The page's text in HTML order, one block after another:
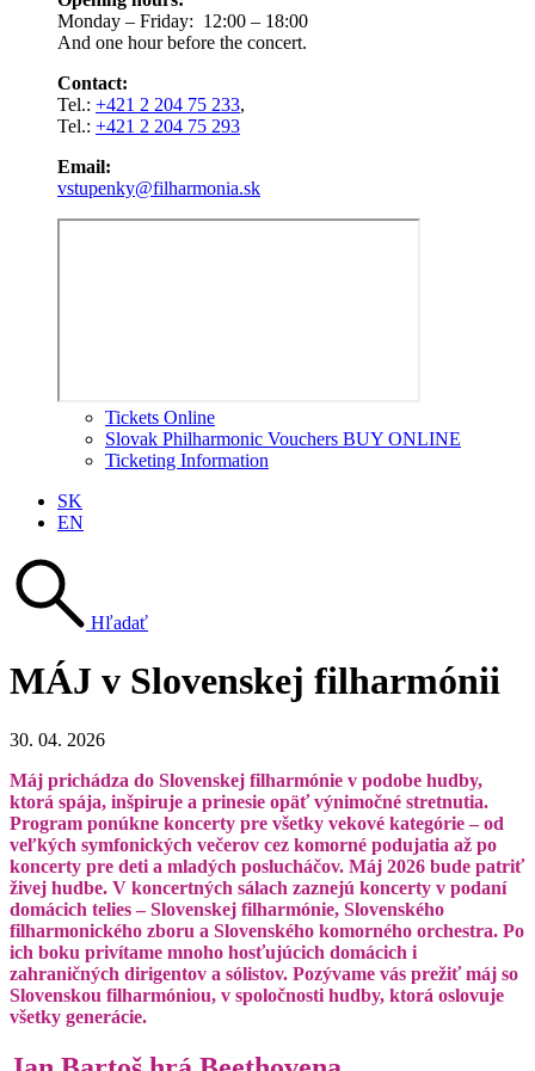
Monday – Friday: 12:00 – 18:00
And one hour before the concert.
Contact:
Tel.: +421 2 204 75 233,
Tel.: +421 2 204 75 293
Email:
vstupenky@filharmonia.sk
Tickets Online
Slovak Philharmonic Vouchers BUY ONLINE
Ticketing Information
SK
EN
Hľadať
MÁJ v Slovenskej filharmónii
30. 04. 2026
Máj prichádza do Slovenskej filharmónie v podobe hudby,
ktorá spája, inšpiruje a prinesie opäť výnimočné stretnutia.
Program ponúkne koncerty pre všetky vekové kategórie – od
veľkých symfonických večerov cez komorné podujatia až po
koncerty pre deti a mladých poslucháčov. Máj 2026 bude patriť
živej hudbe. V koncertných sálach zaznejú koncerty v podaní
domácich telies – Slovenskej filharmónie, Slovenského
filharmonického zboru a Slovenského komorného orchestra. Po
ich boku privítame mnoho hosťujúcich domácich i
zahraničných dirigentov a sólistov. Pozývame vás prežiť máj so
Slovenskou filharmóniou, v spoločnosti hudby, ktorá oslovuje
všetky generácie.